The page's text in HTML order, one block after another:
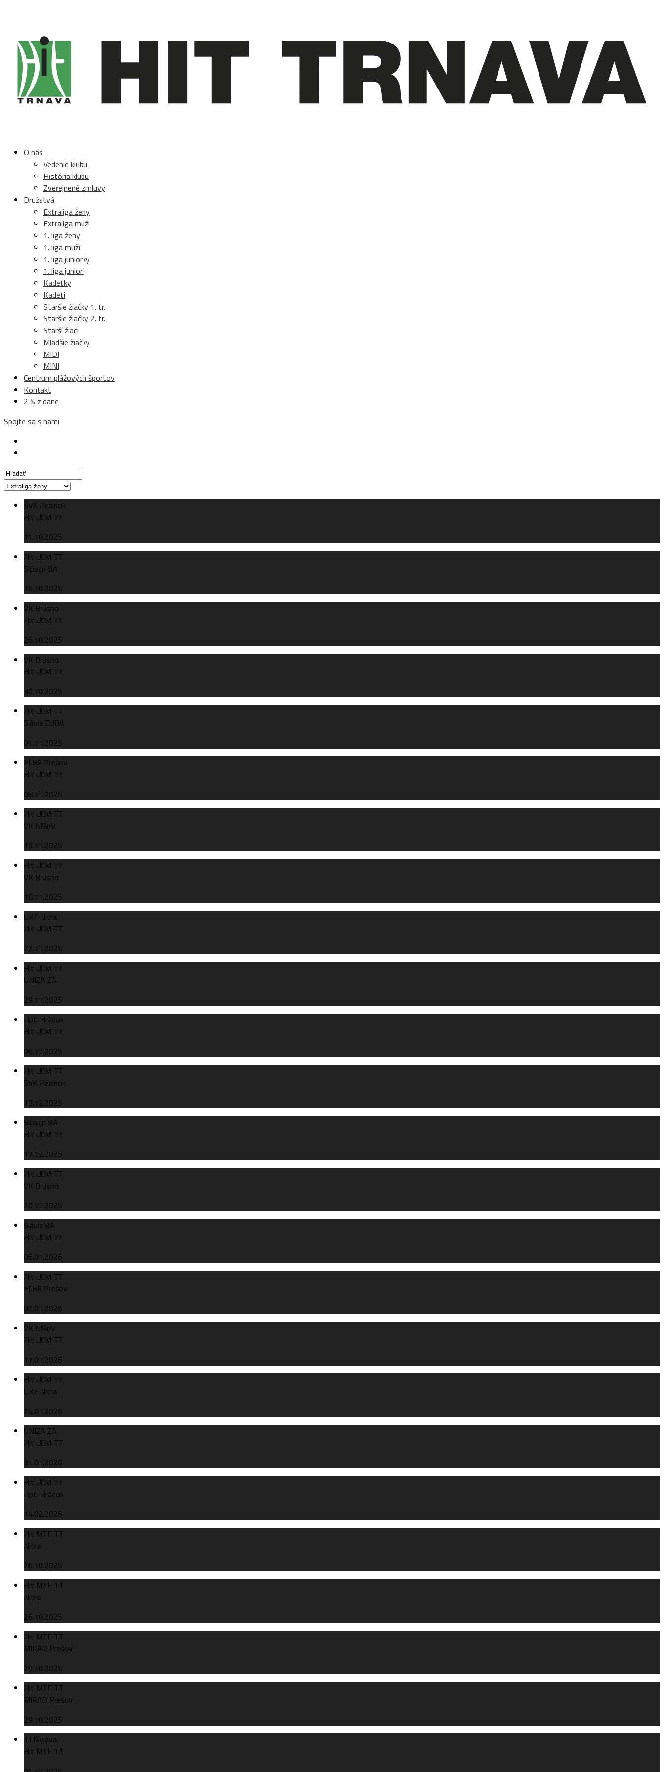
O nás
Vedenie klubu
História klubu
Zverejnené zmluvy
Družstvá
Extraliga ženy
Extraliga muži
1. liga ženy
1. liga muži
1. liga juniorky
1. liga juniori
Kadetky
Kadeti
Staršie žiačky 1. tr.
Staršie žiačky 2. tr.
Starší žiaci
Mladšie žiačky
MIDI
MINI
Centrum plážových športov
Kontakt
2 % z dane
Spojte sa s nami
ŠVK Pezinok
Hit UCM TT
11.10.2025
Hit UCM TT
Slovan BA
16.10.2025
VK Brusno
Hit UCM TT
26.10.2025
VK Brusno
Hit UCM TT
30.10.2025
Hit UCM TT
Slávia EUBA
01.11.2025
ELBA Prešov
Hit UCM TT
08.11.2025
Hit UCM TT
VK NMnV
15.11.2025
Hit UCM TT
VK Brusno
18.11.2025
UKF Nitra
Hit UCM TT
22.11.2025
Hit UCM TT
UNIZA ZA
29.11.2025
Lipt. Hrádok
Hit UCM TT
06.12.2025
Hit UCM TT
ŠVK Pezinok
13.12.2025
Slovan BA
Hit UCM TT
17.12.2025
Hit UCM TT
VK Brusno
20.12.2025
Slávia BA
Hit UCM TT
06.01.2026
Hit UCM TT
ELBA Prešov
09.01.2026
VK NMnV
Hit UCM TT
17.01.2026
Hit UCM TT
UKF Nitra
24.01.2026
UNIZA ZA
Hit UCM TT
31.01.2026
Hit UCM TT
Lipt. Hrádok
14.02.2026
Hit MTF TT
Nitra
26.10.2025
Hit MTF TT
Nitra
26.10.2025
Hit MTF TT
MIRAD Prešov
29.10.2025
Hit MTF TT
MIRAD Prešov
29.10.2025
TJ Myjava
Hit MTF TT